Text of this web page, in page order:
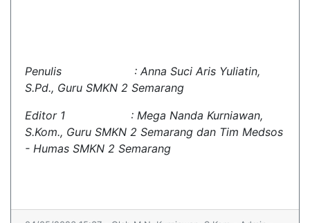
Penulis : Anna Suci Aris Yuliatin,
S.Pd., Guru SMKN 2 Semarang
Editor 1 : Mega Nanda Kurniawan,
S.Kom., Guru SMKN 2 Semarang dan Tim Medsos
- Humas SMKN 2 Semarang